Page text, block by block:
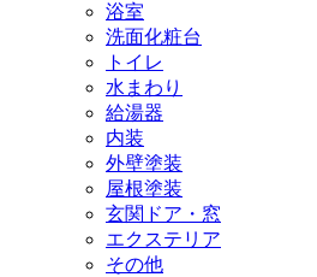
浴室
洗面化粧台
トイレ
水まわり
給湯器
内装
外壁塗装
屋根塗装
玄関ドア・窓
エクステリア
その他